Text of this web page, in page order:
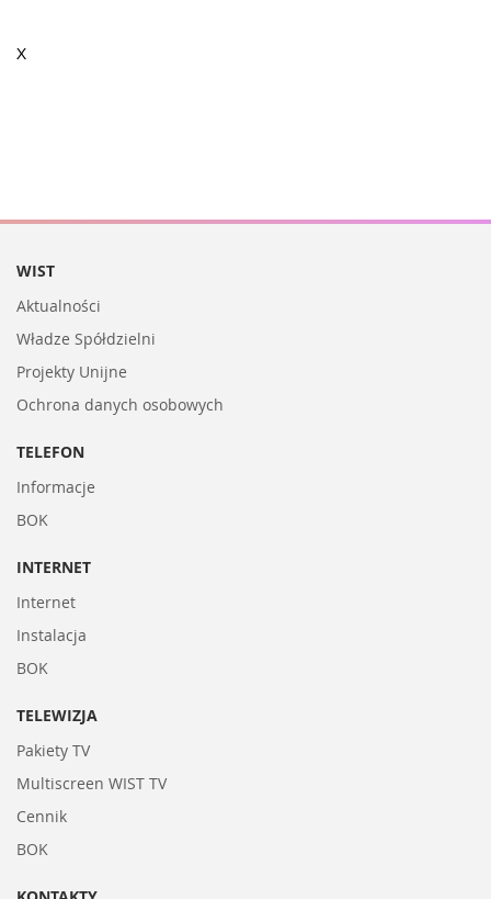
X
WIST
Aktualności
Władze Spółdzielni
Projekty Unijne
Ochrona danych osobowych
TELEFON
Informacje
BOK
INTERNET
Internet
Instalacja
BOK
TELEWIZJA
Pakiety TV
Multiscreen WIST TV
Cennik
BOK